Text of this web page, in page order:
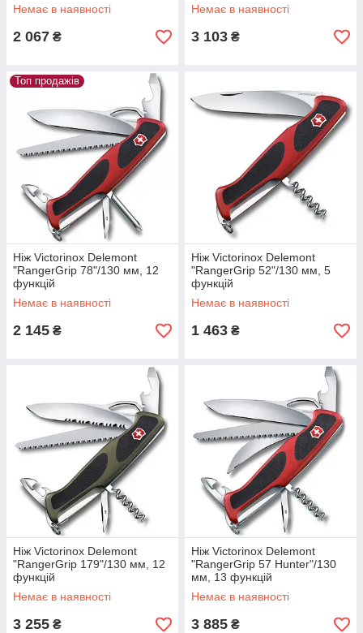
Немає в наявності
2 067 ₴
Немає в наявності
3 103 ₴
Топ продажів
Ніж Victorinox Delemont
"RangerGrip 78"/130 мм, 12
функцій
Немає в наявності
2 145 ₴
Ніж Victorinox Delemont
"RangerGrip 52"/130 мм, 5
функцій
Немає в наявності
1 463 ₴
Ніж Victorinox Delemont
"RangerGrip 179"/130 мм, 12
функцій
Немає в наявності
3 255 ₴
Ніж Victorinox Delemont
"RangerGrip 57 Hunter"/130
мм, 13 функцій
Немає в наявності
3 885 ₴